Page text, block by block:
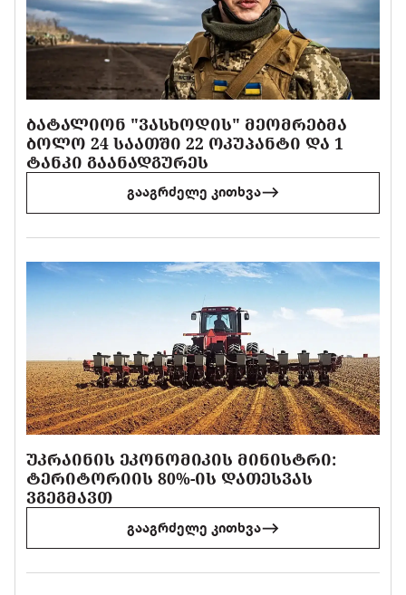
ᲑᲐᲢᲐᲚᲘᲝᲜ "ᲕᲐᲡᲮᲝᲓᲘᲡ" ᲛᲔᲝᲛᲠᲔᲑᲛᲐ
ᲑᲝᲚᲝ 24 ᲡᲐᲐᲗᲨᲘ 22 ᲝᲙᲣᲞᲐᲜᲢᲘ ᲓᲐ 1
ᲢᲐᲜᲙᲘ ᲒᲐᲐᲜᲐᲓᲒᲣᲠᲔᲡ
გააგრძელე კითხვა
ᲣᲙᲠᲐᲘᲜᲘᲡ ᲔᲙᲝᲜᲝᲛᲘᲙᲘᲡ ᲛᲘᲜᲘᲡᲢᲠᲘ:
ᲢᲔᲠᲘᲢᲝᲠᲘᲘᲡ 80%-ᲘᲡ ᲓᲐᲗᲔᲡᲕᲐᲡ
ᲕᲒᲔᲒᲛᲐᲕᲗ
გააგრძელე კითხვა